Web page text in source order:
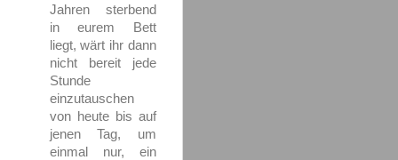
Jahren sterbend
in eurem Bett
liegt, wärt ihr dann
nicht bereit jede
Stunde
einzutauschen
von heute bis auf
jenen Tag, um
einmal nur, ein